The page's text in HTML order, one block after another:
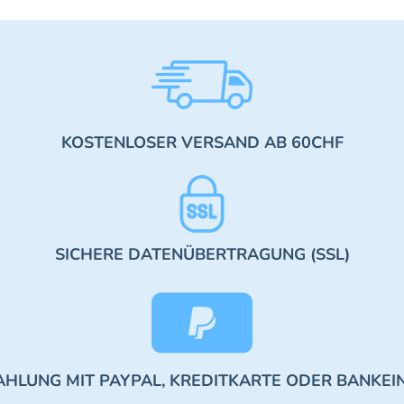
KOSTENLOSER VERSAND AB 60CHF
SICHERE DATENÜBERTRAGUNG (SSL)
MIT PAYPAL, KREDITKARTE ODER